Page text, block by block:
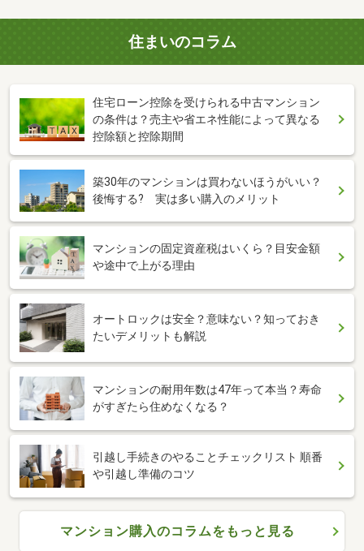
住まいのコラム
住宅ローン控除を受けられる中古マンション
の条件は？売主や省エネ性能によって異なる
控除額と控除期間
築30年のマンションは買わないほうがいい？
後悔する? 実は多い購入のメリット
マンションの固定資産税はいくら？目安金額
や途中で上がる理由
オートロックは安全？意味ない？知っておき
たいデメリットも解説
マンションの耐用年数は47年って本当？寿命
がすぎたら住めなくなる？
引越し手続きのやることチェックリスト 順番
や引越し準備のコツ
マンション購入のコラムをもっと見る